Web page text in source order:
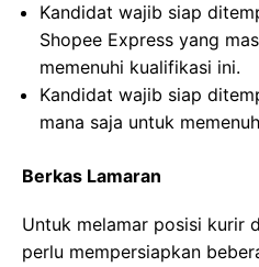
Kandidat wajib siap
Shopee Express yang
memenuhi kualifikasi ini.
Kandidat wajib siap
mana saja untuk
Berkas Lamaran
Untuk melamar posisi kurir
perlu mempersiapkan